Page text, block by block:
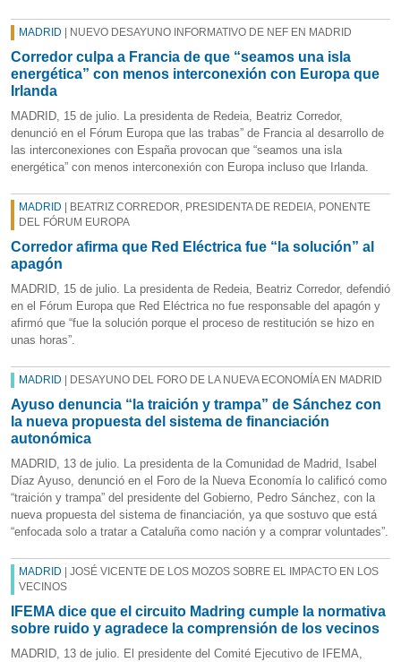
MADRID | NUEVO DESAYUNO INFORMATIVO DE NEF EN MADRID
Corredor culpa a Francia de que “seamos una isla
energética” con menos interconexión con Europa que
Irlanda
MADRID, 15 de julio. La presidenta de Redeia, Beatriz Corredor,
denunció en el Fórum Europa que las trabas” de Francia al desarrollo de
las interconexiones con España provocan que “seamos una isla
energética” con menos interconexión con Europa incluso que Irlanda.
MADRID | BEATRIZ CORREDOR, PRESIDENTA DE REDEIA, PONENTE
DEL FÓRUM EUROPA
Corredor afirma que Red Eléctrica fue “la solución” al
apagón
MADRID, 15 de julio. La presidenta de Redeia, Beatriz Corredor, defendió
en el Fórum Europa que Red Eléctrica no fue responsable del apagón y
afirmó que “fue la solución porque el proceso de restitución se hizo en
unas horas”.
MADRID | DESAYUNO DEL FORO DE LA NUEVA ECONOMÍA EN MADRID
Ayuso denuncia “la traición y trampa” de Sánchez con
la nueva propuesta del sistema de financiación
autonómica
MADRID, 13 de julio. La presidenta de la Comunidad de Madrid, Isabel
Díaz Ayuso, denunció en el Foro de la Nueva Economía lo calificó como
“traición y trampa” del presidente del Gobierno, Pedro Sánchez, con la
nueva propuesta del sistema de financiación, ya que sostuvo que está
“enfocada solo a tratar a Cataluña como nación y a comprar voluntades”.
MADRID | JOSÉ VICENTE DE LOS MOZOS SOBRE EL IMPACTO EN LOS
VECINOS
IFEMA dice que el circuito Madring cumple la normativa
sobre ruido y agradece la comprensión de los vecinos
MADRID, 13 de julio. El presidente del Comité Ejecutivo de IFEMA,